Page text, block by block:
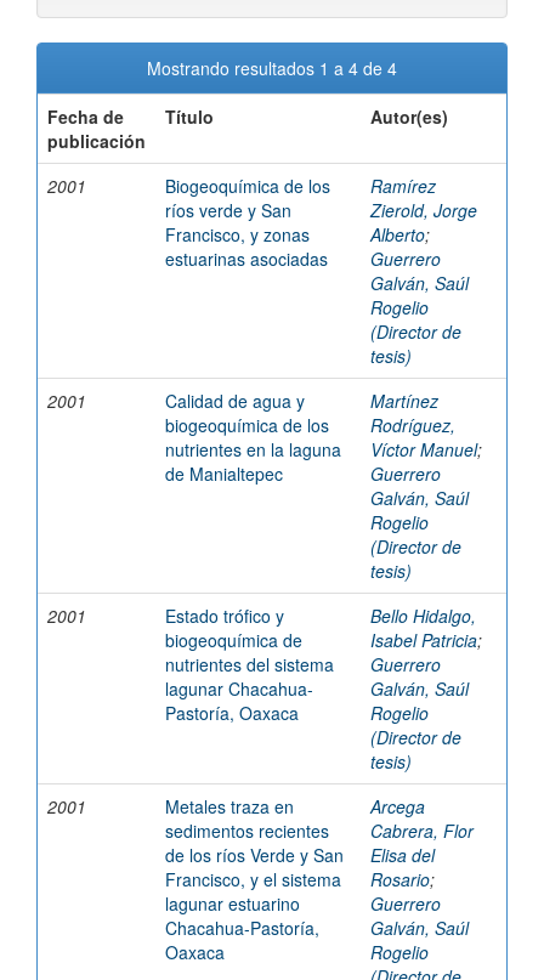
Mostrando resultados 1 a 4 de 4
Fecha de
publicación
Título Autor(es)
2001
Biogeoquímica de los
ríos verde y San
Francisco, y zonas
estuarinas asociadas
Ramírez
Zierold, Jorge
Alberto;
Guerrero
Galván, Saúl
Rogelio
(Director de
tesis)
2001
Calidad de agua y
biogeoquímica de los
nutrientes en la laguna
de Manialtepec
Martínez
Rodríguez,
Víctor Manuel;
Guerrero
Galván, Saúl
Rogelio
(Director de
tesis)
2001
Estado trófico y
biogeoquímica de
nutrientes del sistema
lagunar Chacahua-
Pastoría, Oaxaca
Bello Hidalgo,
Isabel Patricia;
Guerrero
Galván, Saúl
Rogelio
(Director de
tesis)
2001
Metales traza en
sedimentos recientes
de los ríos Verde y San
Francisco, y el sistema
lagunar estuarino
Chacahua-Pastoría,
Oaxaca
Arcega
Cabrera, Flor
Elisa del
Rosario;
Guerrero
Galván, Saúl
Rogelio